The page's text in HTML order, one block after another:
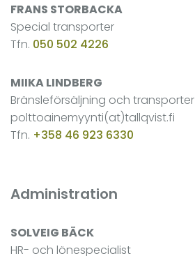
FRANS STORBACKA
Special transporter
Tfn. 050 502 4226
MIIKA LINDBERG
Bränsleförsäljning och transporter
polttoainemyynti(at)tallqvist.fi
Tfn. +358 46 923 6330
Administration
SOLVEIG BÄCK
HR- och lönespecialist